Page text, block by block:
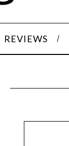
REVIEWS